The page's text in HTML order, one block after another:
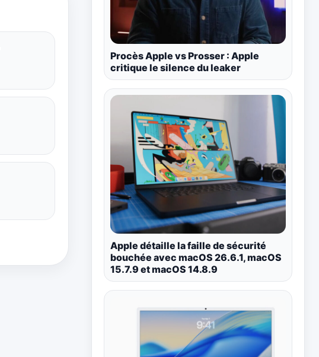
Procès Apple vs Prosser : Apple
critique le silence du leaker
Apple détaille la faille de sécurité
bouchée avec macOS 26.6.1, macOS
15.7.9 et macOS 14.8.9